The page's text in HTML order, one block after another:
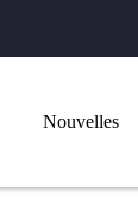
Nouvelles